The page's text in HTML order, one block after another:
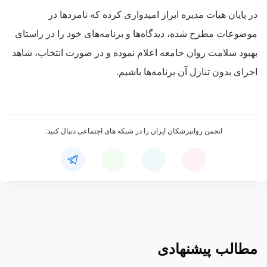
در پایان هیات مدیره ابراز امیدواری کرده که نامزدها در
موضوعات مطرح شده، دیدگاه‌ها و برنامه‌های خود را در راستای
بهبود سلامت روان جامعه اعلام نموده و در صورت انتخاب، شاهد
اجرای بدون تنازل آن برنامه‌ها باشیم.
انجمن روانپزشکان ایران را در شبکه های اجتماعی دنبال کنید:
مطالب پیشنهادی